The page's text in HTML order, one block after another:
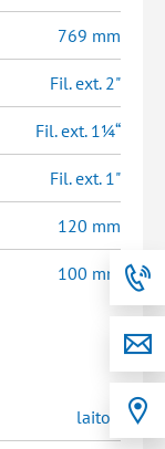
769 mm
Fil. ext. 2"
Fil. ext. 1¼“
Fil. ext. 1"
120 mm
100 mm
laiton